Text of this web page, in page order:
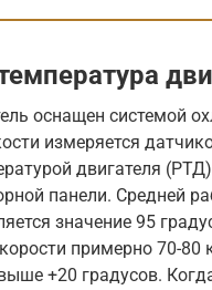
оснащен системой
измеряется
двигателя
панели. Средней
значение 95
примерно 70-80
+20 градусов.